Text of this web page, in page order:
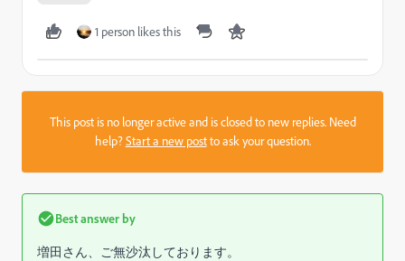
1 person likes this
This post is no longer active and is closed to new replies. Need
help?Start a new postto ask your question.
Best answer by
増田さん、ご無沙汰しております。